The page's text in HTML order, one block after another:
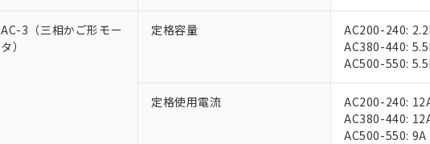
AC-3（三相かご形モー
タ）
定格容量
AC200-240:
AC380-440:
AC500-550:
定格使用電流
AC200-240:
AC380-440:
AC500-550: 9A